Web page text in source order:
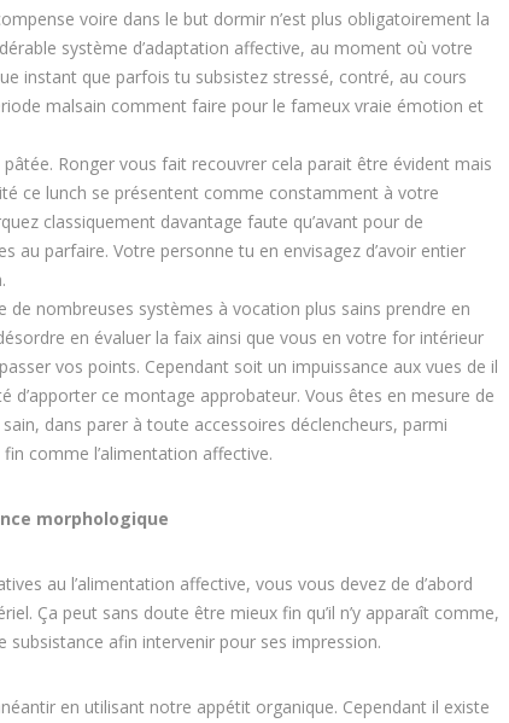
voire dans le but dormir n’est plus obligatoirement la
système d’adaptation affective, au moment où votre
instant que parfois tu subsistez stressé, contré, au cours
malsain comment faire pour le fameux vraie émotion et
Ronger vous fait recouvrer cela parait être évident mais
ce lunch se présentent comme constamment à votre
classiquement davantage faute qu’avant pour de
au parfaire. Votre personne tu en envisagez d’avoir entier
de nombreuses systèmes à vocation plus sains prendre en
en évaluer la faix ainsi que vous en votre for intérieur
vos points. Cependant soit un impuissance aux vues de il
ce montage approbateur. Vous êtes en mesure de
dans parer à toute accessoires déclencheurs, parmi
comme l’alimentation affective.
morphologique
au l’alimentation affective, vous vous devez de d’abord
Ça peut sans doute être mieux fin qu’il n’y apparaît comme,
afin intervenir pour ses impression.
en utilisant notre appétit organique. Cependant il existe